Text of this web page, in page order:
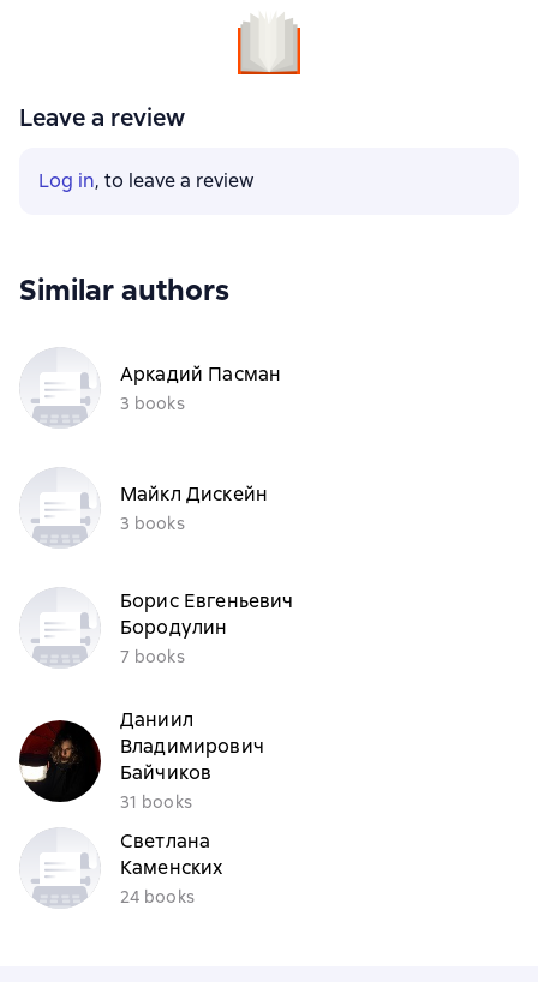
Leave a review
Log in, to leave a review
Similar authors
Аркадий Пасман
3 books
Майкл Дискейн
3 books
Борис Евгеньевич
Бородулин
7 books
Даниил
Владимирович
Байчиков
31 books
Светлана
Каменских
24 books